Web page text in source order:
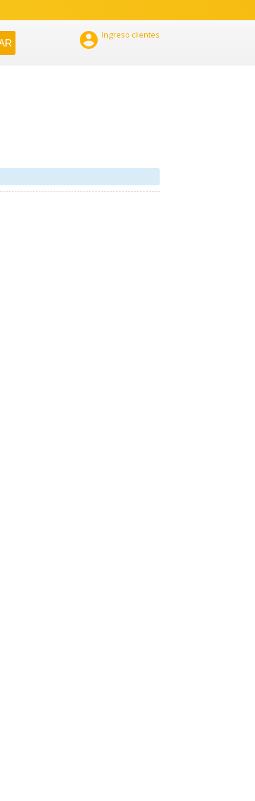
 Ingreso clientes